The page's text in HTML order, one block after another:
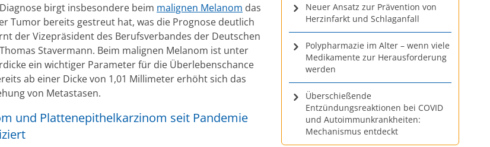
birgt insbesondere beim malignen Melanom das
Tumor bereits gestreut hat, was die Prognose deutlich
der Vizepräsident des Berufsverbandes der Deutschen
Stavermann. Beim malignen Melanom ist unter
ein wichtiger Parameter für die Überlebenschance
ab einer Dicke von 1,01 Millimeter erhöht sich das
von Metastasen.
und Plattenepithelkarzinom seit Pandemie
Neuer Ansatz zur Prävention von
Herzinfarkt und Schlaganfall
Polypharmazie im Alter – wenn viele
Medikamente zur Herausforderung
werden
Überschießende
Entzündungsreaktionen bei COVID
und Autoimmunkrankheiten:
Mechanismus entdeckt